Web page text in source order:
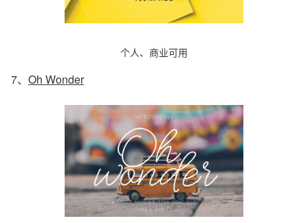
个人、商业可用
7、 Oh Wonder